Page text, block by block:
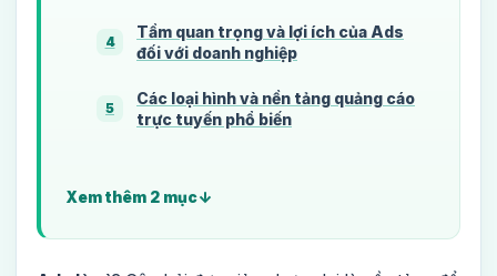
4
Tầm quan trọng và lợi ích của Ads
đối với doanh nghiệp
5
Các loại hình và nền tảng quảng cáo
trực tuyến phổ biến
Xem thêm 2 mục